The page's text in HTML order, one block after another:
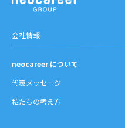
会社情報
neocareer について
代表メッセージ
私たちの考え方